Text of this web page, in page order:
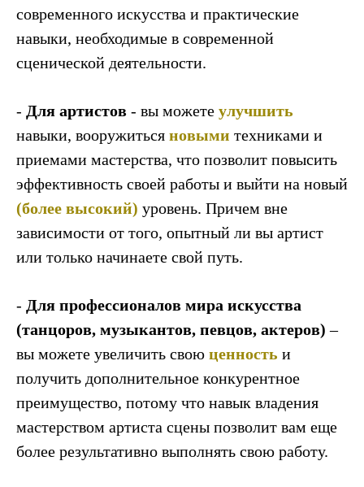
современного искусства и практические
навыки, необходимые в современной
сценической деятельности.
- Для артистов - вы можете улучшить
навыки, вооружиться новыми техниками и
приемами мастерства, что позволит повысить
эффективность своей работы и выйти на новый
(более высокий) уровень. Причем вне
зависимости от того, опытный ли вы артист
или только начинаете свой путь.
- Для профессионалов мира искусства
(танцоров, музыкантов, певцов, актеров)–
вы можете увеличить свою ценность и
получить дополнительное конкурентное
преимущество, потому что навык владения
мастерством артиста сцены позволит вам еще
более результативно выполнять свою работу.